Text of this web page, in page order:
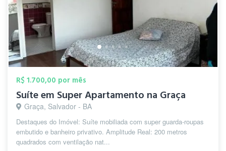
R$ 1.700,00 por mês
Suíte em Super Apartamento na Graça
Graça, Salvador - BA
Destaques do Imóvel: Suíte mobiliada com super guarda-roupas
embutido e banheiro privativo. Amplitude Real: 200 metros
quadrados com ventilação nat...